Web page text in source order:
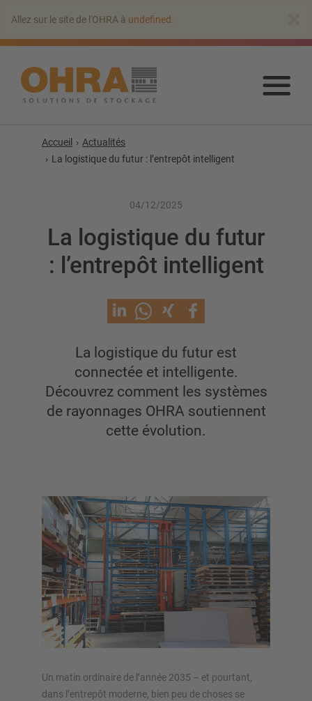
contenu
Allez sur le site de l'OHRA à undefined
Accueil
Actualités
La logistique du futur : l’entrepôt intelligent
04/12/2025
La logistique du futur
: l’entrepôt intelligent
La logistique du futur est
connectée et intelligente.
Découvrez comment les systèmes
de rayonnages OHRA soutiennent
cette évolution.
Un matin ordinaire de l’année 2035 – et pourtant,
dans l’entrepôt moderne, bien peu de choses se
Rayonnages cantilever
Cantilever avec toit
Rayonnage cantilever double-face
Rayonnage cantilever pour charges lourdes
Cantilever mobile
Rayonnage cantilever pour charges longues
Autres rayonnages cantilever
APERÇU SYSTÈMES DE STOCKAGE